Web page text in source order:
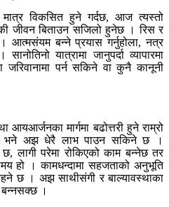
मात्र विकसित हुने गर्दछ, आज त्यस्तो
जीवन बिताउन सजिलो हुनेछ । रिस र
बन्ने प्रयास गर्नुहोला, नत्र
यात्रामा जानुपर्दा व्यापारमा
पर्न सकिने वा कुनै कानूनी
आयआर्जनका मार्गमा बढोत्तरी हुने राम्रो
भने अझ धेरै लाभ पाउन सकिने छ ।
छ, लागी परेमा रोकिएको काम बन्नेछ तर
हो । कामधन्दामा सहजताको अनुभूति
छ । अझ साथीसंगी र बाल्यावस्थाका
बन्नसक्छ ।